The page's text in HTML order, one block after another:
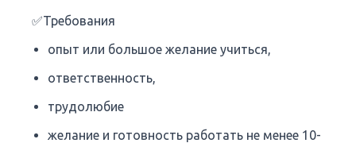
✅Требования
опыт или большое желание учиться,
ответственность,
трудолюбие
желание и готовность работать не менее 10-